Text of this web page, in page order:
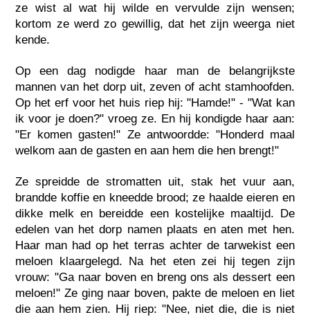
ze wist al wat hij wilde en vervulde zijn wensen;
kortom ze werd zo gewillig, dat het zijn weerga niet
kende.
Op een dag nodigde haar man de belangrijkste
mannen van het dorp uit, zeven of acht stamhoofden.
Op het erf voor het huis riep hij: "Hamde!" - "Wat kan
ik voor je doen?" vroeg ze. En hij kondigde haar aan:
"Er komen gasten!" Ze antwoordde: "Honderd maal
welkom aan de gasten en aan hem die hen brengt!"
Ze spreidde de stromatten uit, stak het vuur aan,
brandde koffie en kneedde brood; ze haalde eieren en
dikke melk en bereidde een kostelijke maaltijd. De
edelen van het dorp namen plaats en aten met hen.
Haar man had op het terras achter de tarwekist een
meloen klaargelegd. Na het eten zei hij tegen zijn
vrouw: "Ga naar boven en breng ons als dessert een
meloen!" Ze ging naar boven, pakte de meloen en liet
die aan hem zien. Hij riep: "Nee, niet die, die is niet